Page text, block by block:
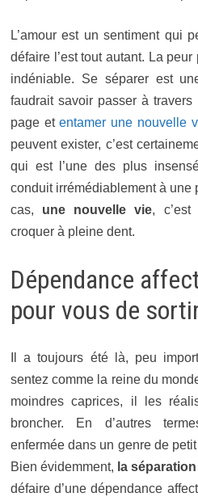
L’amour est un sentiment qui
défaire l’est tout autant. La
indéniable. Se séparer est
faudrait savoir passer à
page etentamer une nouvelle
peuvent exister, c’est
qui est l’une des plus
conduit irrémédiablement à une
cas, une nouvelle vie, c’est
croquer à pleine dent.
Dépendance
pour vous de
Il a toujours été là, peu
sentez comme la reine du
moindres caprices, il les
broncher. En d’autres
enfermée dans un genre de
Bien évidemment, la
défaire d’une dépendance